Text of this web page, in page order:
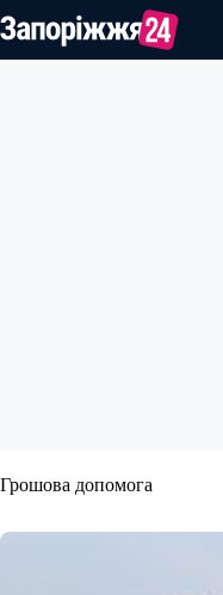
до
Грошова допомога